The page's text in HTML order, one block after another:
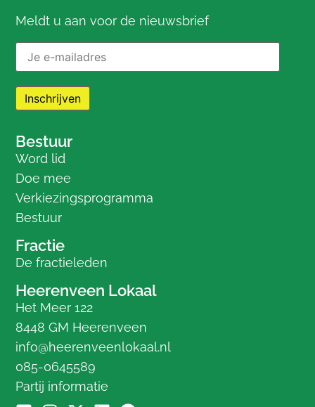
Meldt u aan voor de nieuwsbrief
Bestuur
Word lid
Doe mee
Verkiezingsprogramma
Bestuur
Fractie
De fractieleden
Heerenveen Lokaal
Het Meer 122
8448 GM Heerenveen
info@heerenveenlokaal.nl
085-0645589
Partij informatie